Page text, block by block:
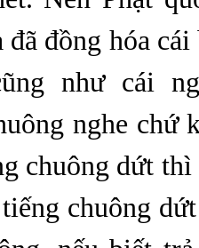
đã đồng hóa
như cái
nghe chứ
chuông dứt
chuông